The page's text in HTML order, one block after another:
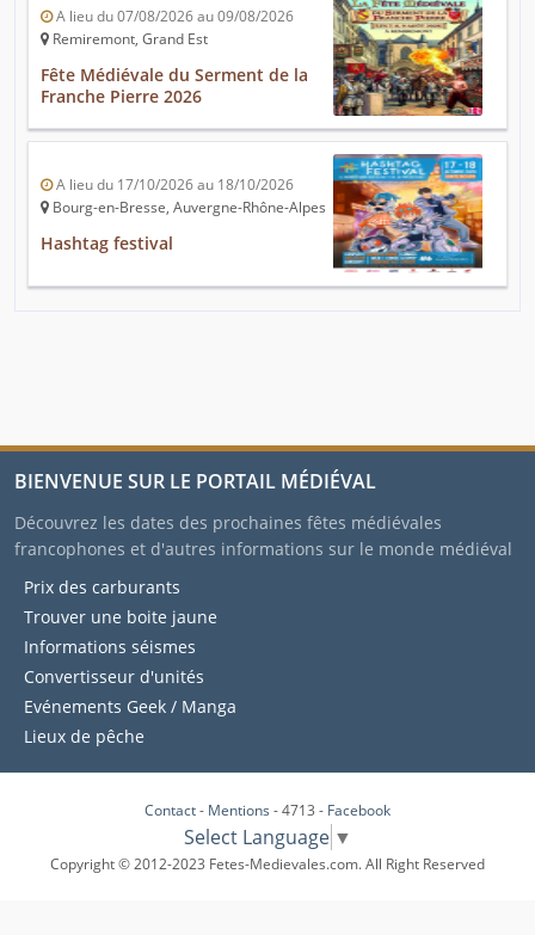
A lieu du 07/08/2026 au 09/08/2026
Remiremont, Grand Est
Fête Médiévale du Serment de la
Franche Pierre 2026
A lieu du 17/10/2026 au 18/10/2026
Bourg-en-Bresse, Auvergne-Rhône-Alpes
Hashtag festival
BIENVENUE SUR LE PORTAIL MÉDIÉVAL
Découvrez les dates des prochaines fêtes médiévales
francophones et d'autres informations sur le monde médiéval
Prix des carburants
Trouver une boite jaune
Informations séismes
Convertisseur d'unités
Evénements Geek / Manga
Lieux de pêche
Contact- Mentions - 4713 - Facebook
Select Language ▼
Copyright © 2012-2023 Fetes-Medievales.com. All Right Reserved